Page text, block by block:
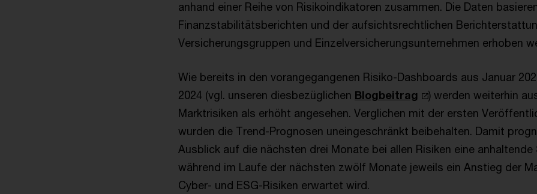
anhand einer Reihe von Risikoindikatoren zusammen. Die Daten
Finanzstabilitätsberichten und der aufsichtsrechtlichen
Versicherungsgruppen und Einzelversicherungsunternehmen erhoben
Wie bereits in den vorangegangenen Risiko-Dashboards aus Januar
2024 (vgl. unseren diesbezüglichen Blogbeitrag
) werden weiterhin
Marktrisiken als erhöht angesehen. Verglichen mit der ersten
wurden die Trend-Prognosen uneingeschränkt beibehalten. Damit
Ausblick auf die nächsten drei Monate bei allen Risiken eine
während im Laufe der nächsten zwölf Monate jeweils ein Anstieg der
Cyber- und ESG-Risiken erwartet wird.